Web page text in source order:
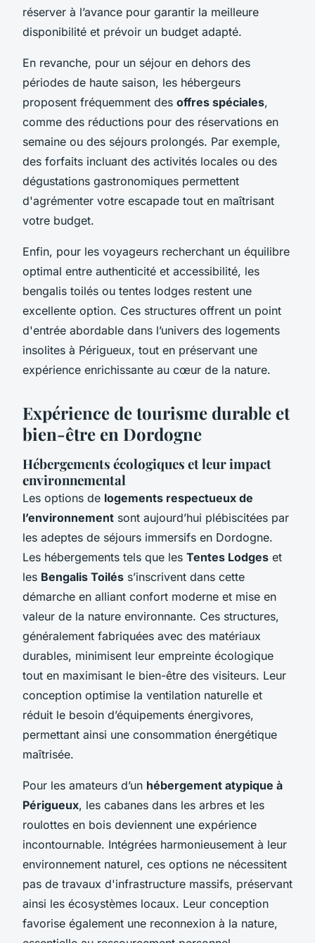
réserver à l’avance pour garantir la meilleure
disponibilité et prévoir un budget adapté.
En revanche, pour un séjour en dehors des
périodes de haute saison, les hébergeurs
proposent fréquemment des offres spéciales,
comme des réductions pour des réservations en
semaine ou des séjours prolongés. Par exemple,
des forfaits incluant des activités locales ou des
dégustations gastronomiques permettent
d'agrémenter votre escapade tout en maîtrisant
votre budget.
Enfin, pour les voyageurs recherchant un équilibre
optimal entre authenticité et accessibilité, les
bengalis toilés ou tentes lodges restent une
excellente option. Ces structures offrent un point
d'entrée abordable dans l’univers des logements
insolites à Périgueux, tout en préservant une
expérience enrichissante au cœur de la nature.
Expérience de tourisme durable et
bien-être en Dordogne
Hébergements écologiques et leur impact
environnemental
Les options de logements respectueux de
l’environnement sont aujourd’hui plébiscitées par
les adeptes de séjours immersifs en Dordogne.
Les hébergements tels que les Tentes Lodges et
les Bengalis Toilés s’inscrivent dans cette
démarche en alliant confort moderne et mise en
valeur de la nature environnante. Ces structures,
généralement fabriquées avec des matériaux
durables, minimisent leur empreinte écologique
tout en maximisant le bien-être des visiteurs. Leur
conception optimise la ventilation naturelle et
réduit le besoin d’équipements énergivores,
permettant ainsi une consommation énergétique
maîtrisée.
Pour les amateurs d’un hébergement atypique à
Périgueux, les cabanes dans les arbres et les
roulottes en bois deviennent une expérience
incontournable. Intégrées harmonieusement à leur
environnement naturel, ces options ne nécessitent
pas de travaux d'infrastructure massifs, préservant
ainsi les écosystèmes locaux. Leur conception
favorise également une reconnexion à la nature,